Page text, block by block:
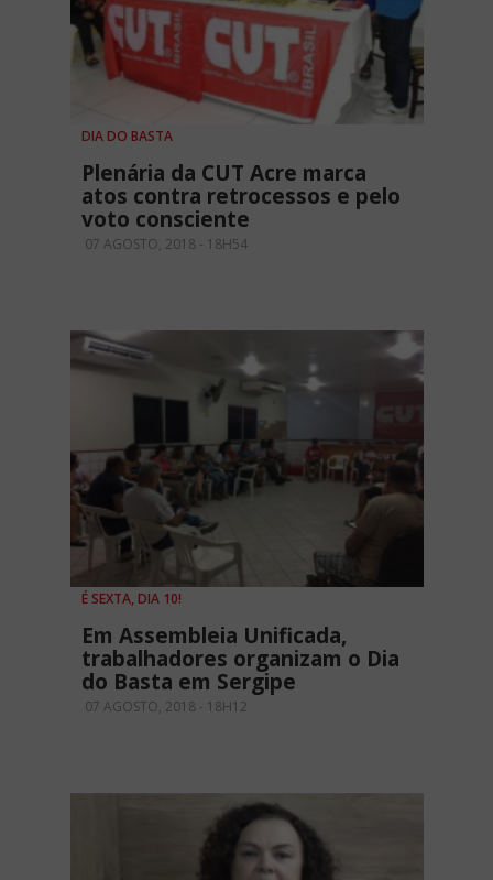
DIA DO BASTA
Plenária da CUT Acre marca
atos contra retrocessos e pelo
voto consciente
07 AGOSTO, 2018 - 18H54
É SEXTA, DIA 10!
Em Assembleia Unificada,
trabalhadores organizam o Dia
do Basta em Sergipe
07 AGOSTO, 2018 - 18H12